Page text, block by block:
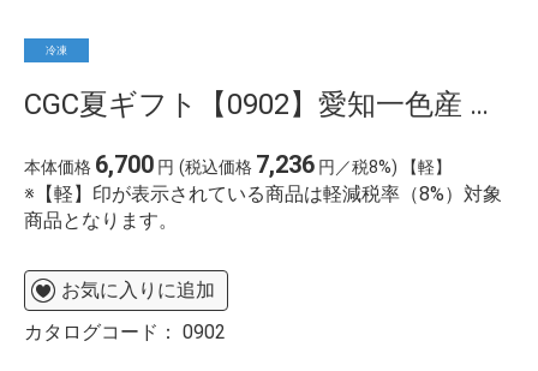
冷凍
CGC夏ギフト【0902】愛知一色産 うなぎ長蒲焼(3尾)
本体価格 6,700 円 (税込価格 7,236 円／税8%) 【軽】
※【軽】印が表示されている商品は軽減税率（8%）対象
商品となります。
お気に入りに追加
カタログコード： 0902